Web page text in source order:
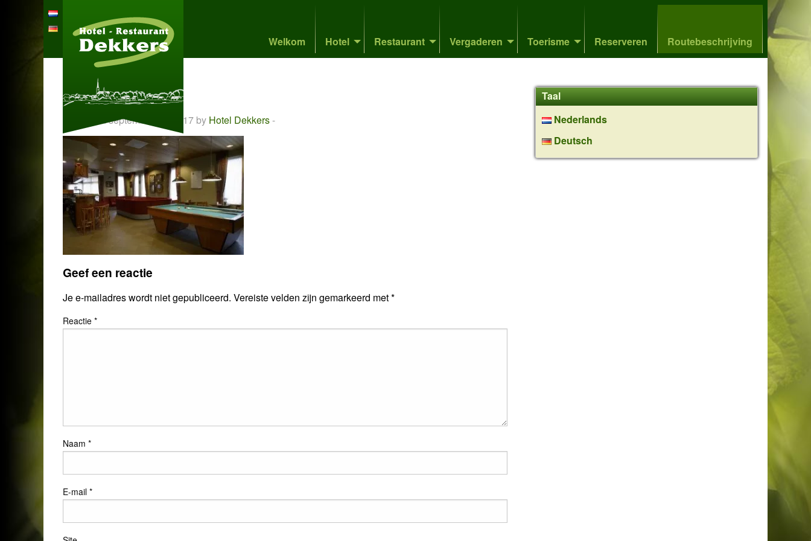
Welkom Hotel Restaurant Vergaderen Toerisme Reserveren Routebeschrijving
bar
Posted on september 27, 2017 by Hotel Dekkers-
Geef een reactie
Je e-mailadres wordt niet gepubliceerd. Vereiste velden zijn gemarkeerd met*
Reactie *
Naam *
E-mail *
Taal
Nederlands
Deutsch